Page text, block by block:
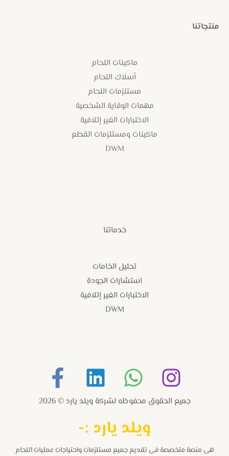
منتجاتنا
ماكينات اللحام
أسلاك اللحام
مستلزمات اللحام
مهمات الوقاية الشخصية
الاختبارات الغير إتلافية
ماكينات ومستلزمات القطع
DWM
خدماتنا
تحليل الخامات
استشارات الجودة
الاختبارات الغير إتلافية
DWM
جميع الحقوق محفوظه لشركة ويلد يارد © 2026
ويلد يارد :-
هى منصة متخصصة فى تقديم جميع مستلزمات واحتياجات عمليات اللحام